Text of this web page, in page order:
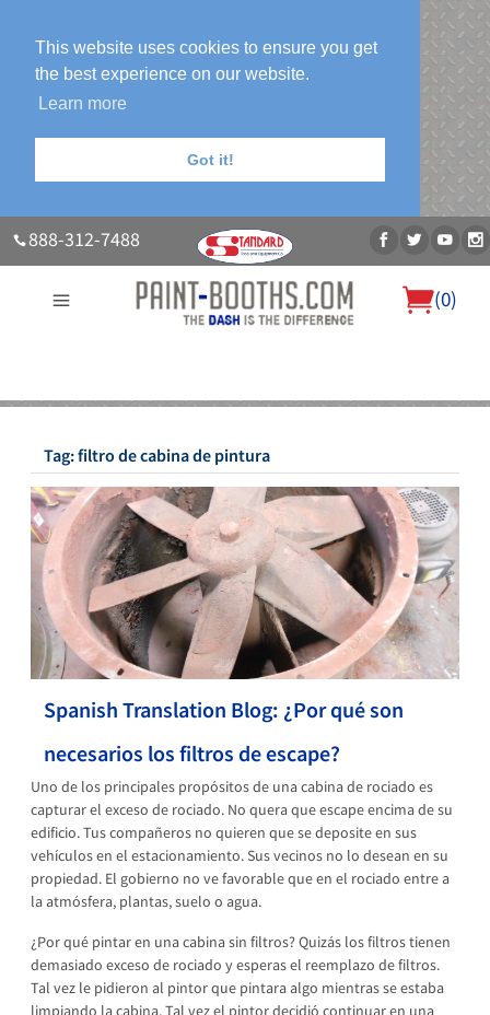
This website uses cookies to ensure you get
the best experience on our website.
Learn more
Got it!
888-312-7488
(0)
About UsOur Paint Booth SystemsPhoto GalleryContact Us
Tag:filtro de cabina de pintura
Spanish Translation Blog: ¿Por qué son
necesarios los filtros de escape?
Uno de los principales propósitos de una cabina de rociado es
capturar el exceso de rociado. No quera que escape encima de su
edificio. Tus compañeros no quieren que se deposite en sus
vehículos en el estacionamiento. Sus vecinos no lo desean en su
propiedad. El gobierno no ve favorable que en el rociado entre a
la atmósfera, plantas, suelo o agua.
¿Por qué pintar en una cabina sin filtros? Quizás los filtros tienen
demasiado exceso de rociado y esperas el reemplazo de filtros.
Tal vez le pidieron al pintor que pintara algo mientras se estaba
limpiando la cabina. Tal vez el pintor decidió continuar en una